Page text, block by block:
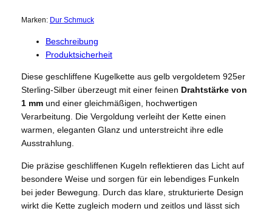
Marken: Dur Schmuck
Beschreibung
Produktsicherheit
Diese geschliffene Kugelkette aus gelb vergoldetem 925er
Sterling-Silber überzeugt mit einer feinen Drahtstärke von
1 mmund einer gleichmäßigen, hochwertigen
Verarbeitung. Die Vergoldung verleiht der Kette einen
warmen, eleganten Glanz und unterstreicht ihre edle
Ausstrahlung.
Die präzise geschliffenen Kugeln reflektieren das Licht auf
besondere Weise und sorgen für ein lebendiges Funkeln
bei jeder Bewegung. Durch das klare, strukturierte Design
wirkt die Kette zugleich modern und zeitlos und lässt sich